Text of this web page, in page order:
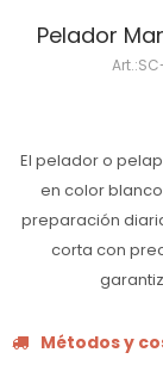
Pelador
El pelador o
en color
preparación
corta con
Métodos y